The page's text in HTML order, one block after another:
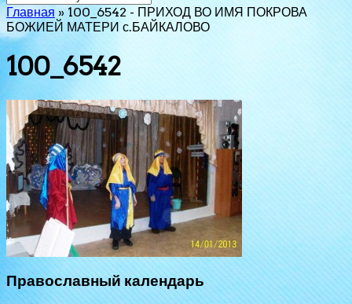
Главная »100_6542 - ПРИХОД ВО ИМЯ ПОКРОВА
БОЖИЕЙ МАТЕРИ с.БАЙКАЛОВО
100_6542
Православный календарь